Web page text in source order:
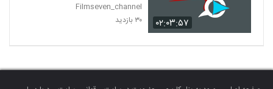
133
فیلم هندی ( گرفتار )
۱۶ بازدید
۰۲:۰۳:۵۷
Filmseven_channel
۳۰ بازدید